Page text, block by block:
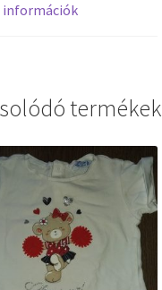
információk
termékek